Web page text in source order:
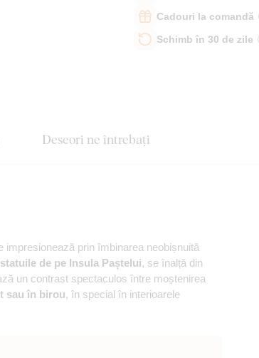
Cadouri la comandă
Schimb în 30 de zile
Deseori ne întrebați
impresionează prin îmbinarea neobișnuită
de pe Insula Paștelui, se înalță din
un contrast spectaculos între moștenirea
sau în birou, în special în interioarele